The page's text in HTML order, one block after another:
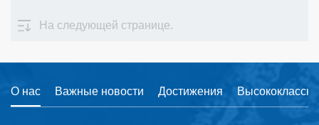
На следующей странице.
О нас Важные новости Достижения